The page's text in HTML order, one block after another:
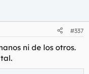
#337
ni de los otros.